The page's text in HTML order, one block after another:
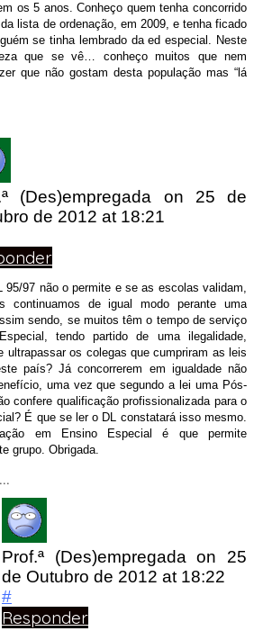
os 5 anos. Conheço quem tenha concorrido
lista de ordenação, em 2009, e tenha ficado
se tinha lembrado da ed especial. Neste
que se vê… conheço muitos que nem
que não gostam desta população mas “lá
(Des)empregada on 25 de
de 2012 at 18:21
95/97 não o permite e se as escolas validam,
continuamos de igual modo perante uma
sendo, se muitos têm o tempo de serviço
tendo partido de uma ilegalidade,
ultrapassar os colegas que cumpriram as leis
país? Já concorrerem em igualdade não
uma vez que segundo a lei uma Pós-
confere qualificação profissionalizada para o
É que se ler o DL constatará isso mesmo.
em Ensino Especial é que permite
grupo. Obrigada.
Prof.ª (Des)empregadaon 25
de Outubro de 2012 at 18:22
#
Responder